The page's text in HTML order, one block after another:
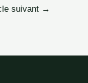
suivant →